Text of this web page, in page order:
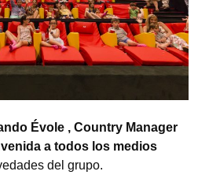
Évole , Country Manager
a todos los medios
del grupo.